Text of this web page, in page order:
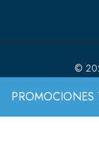
PROMOCIONES
©